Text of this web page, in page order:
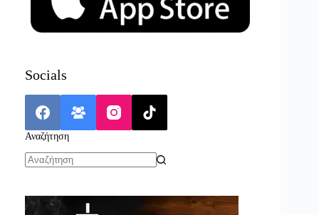
Socials
Αναζήτηση